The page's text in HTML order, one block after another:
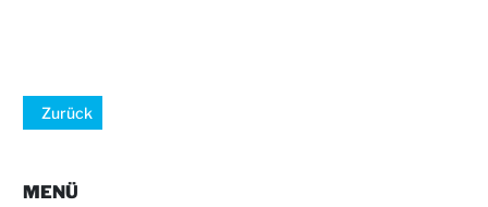
Zurück
MENÜ